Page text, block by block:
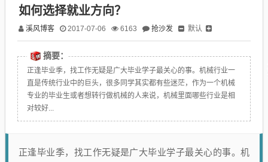
如何选择就业方向？
溪风博客 2017-07-06 6163 抢沙发 默认
摘要：
正逢毕业季，找工作无疑是广大毕业学子最关心的事。机械行业一
直是传统行业中的巨头，很多同学其实都有些迷茫，作为一个机械
专业的毕业生或者想转行做机械的人来说，机械里面哪些行业是相
对较好...
正逢毕业季，找工作无疑是广大毕业学子最关心的事。机